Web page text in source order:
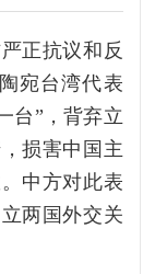
正抗议和反
宛台湾代表
台”，背弃立
损害中国主
中方对此表
两国外交关